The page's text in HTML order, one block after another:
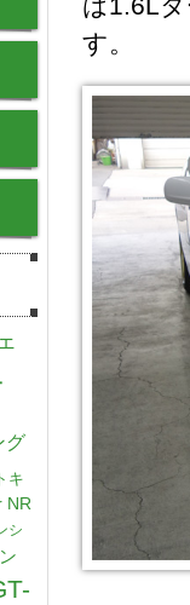
す。
グ
キ
NR
シ